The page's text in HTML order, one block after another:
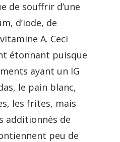
de souffrir d’une
d’iode, de
A. Ceci
étonnant puisque
ayant un IG
le pain blanc,
les frites, mais
additionnés de
peu de